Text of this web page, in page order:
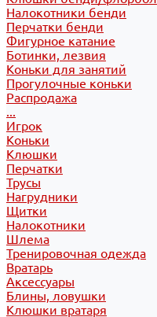
Налокотники бенди
Перчатки бенди
Фигурное катание
Ботинки, лезвия
Коньки для занятий
Прогулочные коньки
Распродажа
...
Игрок
Коньки
Клюшки
Перчатки
Трусы
Нагрудники
Щитки
Налокотники
Шлема
Тренировочная одежда
Вратарь
Аксессуары
Блины, ловушки
Клюшки вратаря